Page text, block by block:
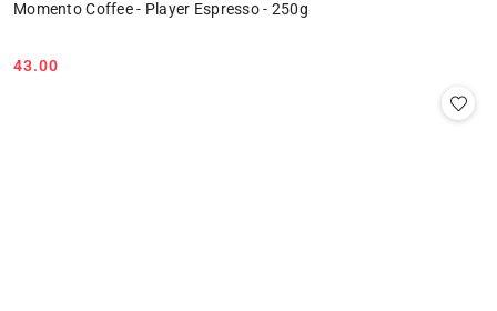
Momento Coffee - Player Espresso - 250g
Cena:
43.00